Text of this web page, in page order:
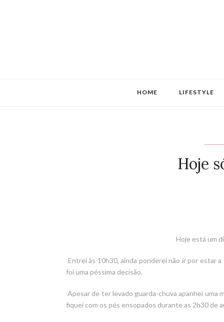
HOME LIFESTYLE
Hoje
Hoje está um
Entrei às 10h30, ainda ponderei não ir por estar
foi uma péssima decisão.
Apesar de ter levado guarda-chuva apanhei uma
fiquei com os pés ensopados durante as 2h30 de